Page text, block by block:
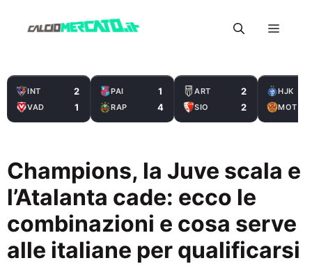
Menu
INT 2
VAD 1
PAI 1
RAP 4
ART 2
SIO 2
HJK
MOT
Champions, la Juve scala e
l’Atalanta cade: ecco le
combinazioni e cosa serve
alle italiane per qualificarsi